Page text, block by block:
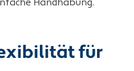
Handhabung.
für